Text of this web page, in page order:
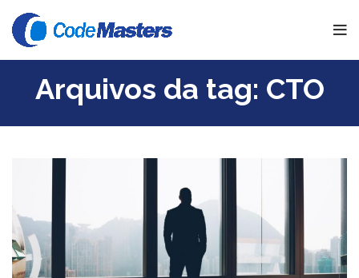
Arquivos da tag: CTO